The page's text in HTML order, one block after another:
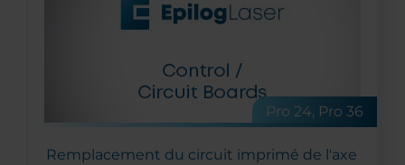
Pro 24, Pro 36
Remplacement du circuit imprimé de l'axe